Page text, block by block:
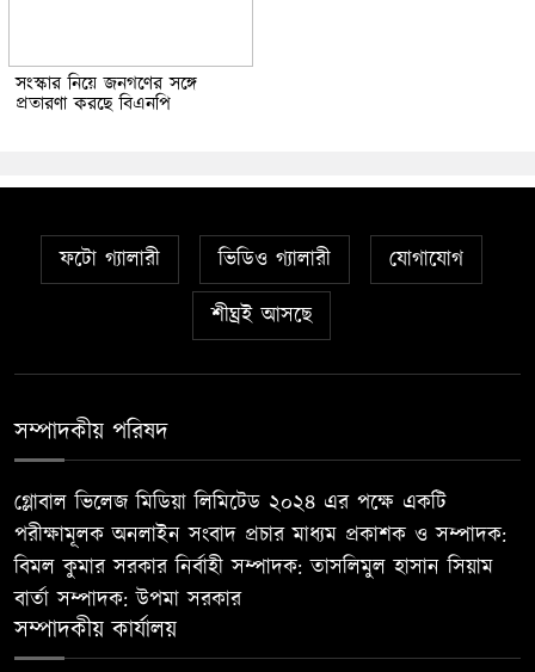
সংস্কার নিয়ে জনগণের সঙ্গে
প্রতারণা করছে বিএনপি
ফটো গ্যালারী ভিডিও গ্যালারী
যোগাযোগ
শীঘ্রই আসছে
সম্পাদকীয় পরিষদ
গ্লোবাল ভিলেজ মিডিয়া লিমিটেড ২০২৪ এর পক্ষে একটি
পরীক্ষামূলক অনলাইন সংবাদ প্রচার মাধ্যম প্রকাশক ও সম্পাদক:
বিমল কুমার সরকার নির্বাহী সম্পাদক: তাসলিমুল হাসান সিয়াম
বার্তা সম্পাদক: উপমা সরকার
সম্পাদকীয় কার্যালয়